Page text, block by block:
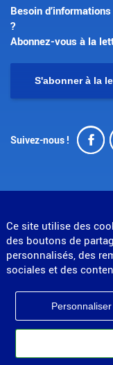
Ce site utilise des
des boutons de
personnalisés, des
sociales et des
Personnaliser
Besoin
?
Abonnez-vous à la
S'abonner à la
Suivez-nous !
© Direction
MENU
PIED
DE
Mentions légales
Gestion des